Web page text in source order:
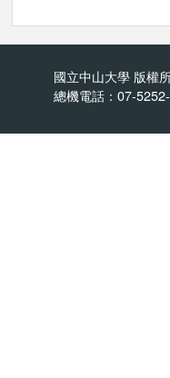
國立中山大學 版權
總機電話：07-